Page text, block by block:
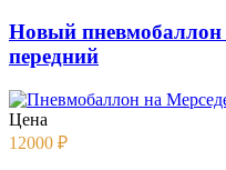
Новый пневмобаллон
передний
Цена
12000 ₽